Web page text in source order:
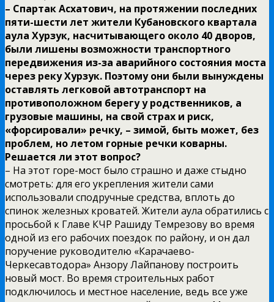
– Спартак Асхатович, на протяжении последних
пяти-шести лет жители Кубановского квартала
аула Хурзук, насчитывающего около 40 дворов,
были лишены возможности транспортного
передвижения из-за аварийного состояния моста
через реку Хурзук. Поэтому они были вынуждены
оставлять легковой автотранспорт на
противоположном берегу у родственников, а
грузовые машины, на свой страх и риск,
«форсировали» речку, – зимой, быть может, без
проблем, но летом горные речки коварны.
Решается ли этот вопрос?
– На этот горе-мост было страшно и даже стыдно
смотреть: для его укрепления жители сами
использовали сподручные средства, вплоть до
спинок железных кроватей. Жители аула обратились с
просьбой к Главе КЧР Рашиду Темрезову во время
одной из его рабочих поездок по району, и он дал
поручение руководителю «Карачаево-
Черкесавтодора» Анзору Лайпанову построить
новый мост. Во время строительных работ
подключилось и местное население, ведь все уже